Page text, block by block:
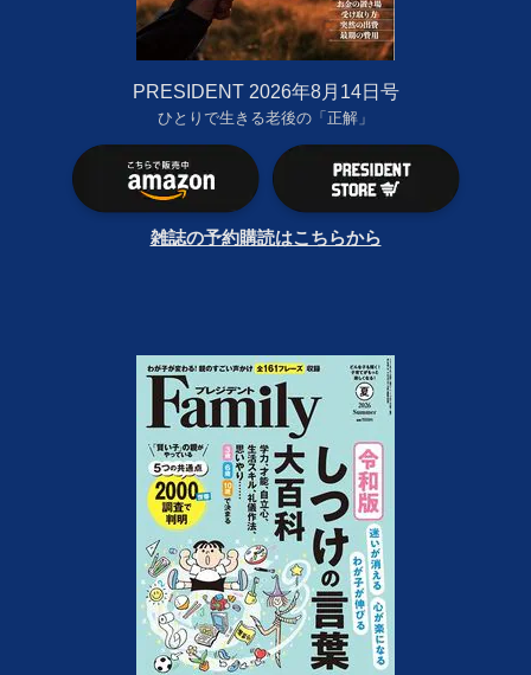
PRESIDENT 2026年8月14日号
ひとりで生きる老後の「正解」
雑誌の予約購読はこちらから